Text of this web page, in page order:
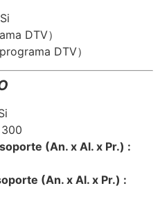
Si
DTV）
DTV）
(An. x Al. x Pr.) :
(An. x Al. x Pr.) :